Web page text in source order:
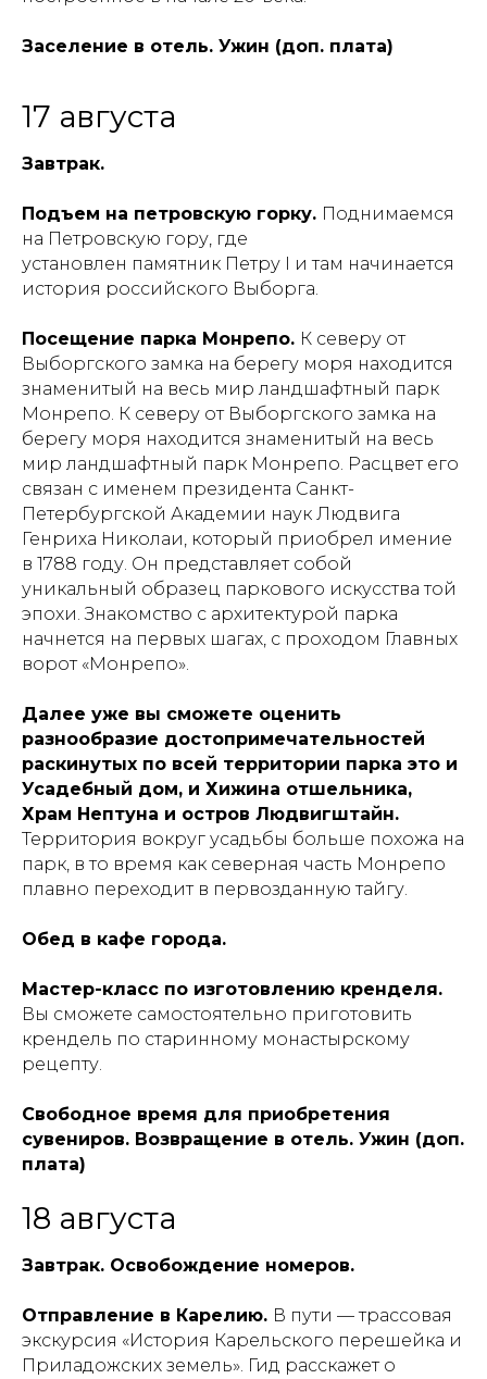
Заселение в отель. Ужин (доп. плата)
17 августа
Завтрак.
Подъем на петровскую горку. Поднимаемся
на Петровскую гору, где
установлен памятник Петру I и там начинается
история российского Выборга.
Посещение парка Монрепо. К северу от
Выборгского замка на берегу моря находится
знаменитый на весь мир ландшафтный парк
Монрепо. К северу от Выборгского замка на
берегу моря находится знаменитый на весь
мир ландшафтный парк Монрепо. Расцвет его
связан с именем президента Санкт-
Петербургской Академии наук Людвига
Генриха Николаи, который приобрел имение
в 1788 году. Он представляет собой
уникальный образец паркового искусства той
эпохи. Знакомство с архитектурой парка
начнется на первых шагах, с проходом Главных
ворот «Монрепо».
Далее уже вы сможете оценить
разнообразие достопримечательностей
раскинутых по всей территории парка это и
Усадебный дом, и Хижина отшельника,
Храм Нептуна и остров Людвигштайн.
Территория вокруг усадьбы больше похожа на
парк, в то время как северная часть Монрепо
плавно переходит в первозданную тайгу.
Обед в кафе города.
Мастер-класс по изготовлению кренделя.
Вы сможете самостоятельно приготовить
крендель по старинному монастырскому
рецепту.
Свободное время для приобретения
сувениров. Возвращение в отель. Ужин (доп.
плата)
18 августа
Завтрак. Освобождение номеров.
Отправление в Карелию. В пути — трассовая
экскурсия «История Карельского перешейка и
Приладожских земель». Гид расскажет о